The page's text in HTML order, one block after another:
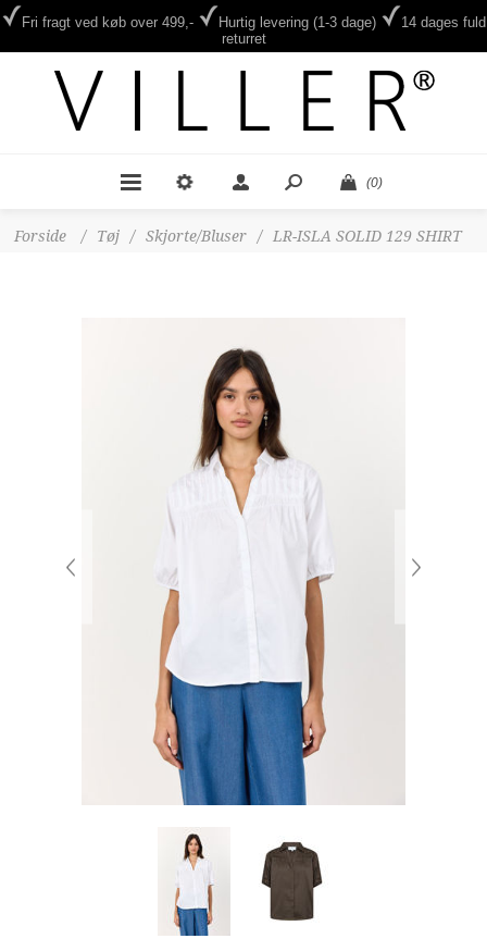
Fri fragt ved køb over 499,- Hurtig levering (1-3 dage)
14 dages fuld
returret
(0)
Forside / Tøj / Skjorte/Bluser / LR-ISLA SOLID 129 SHIRT